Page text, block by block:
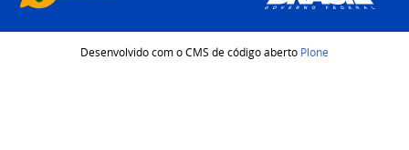
Desenvolvido com o CMS de código aberto Plone